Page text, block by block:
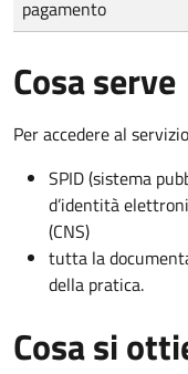
pagamento
Cosa serve
Per accedere al
SPID (sistema
d’identità
(CNS)
tutta la
della pratica.
Cosa si